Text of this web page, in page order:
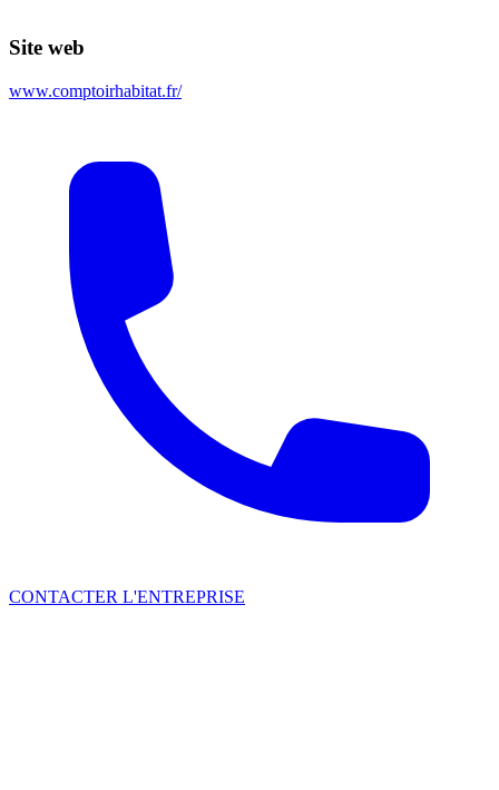
Site web
www.comptoirhabitat.fr/
CONTACTER L'ENTREPRISE